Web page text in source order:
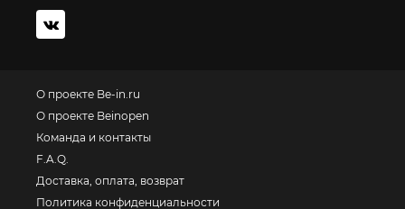
О проекте Be-in.ru
О проекте Beinopen
Команда и контакты
F.A.Q.
Доставка, оплата, возврат
Политика конфиденциальности